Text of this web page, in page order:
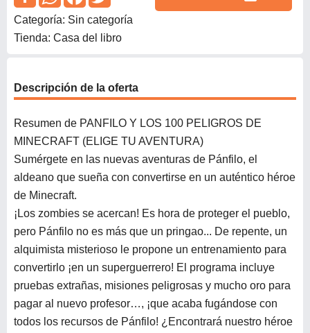
Categoría: Sin categoría
Tienda: Casa del libro
Descripción de la oferta
Resumen de PANFILO Y LOS 100 PELIGROS DE
MINECRAFT (ELIGE TU AVENTURA)
Sumérgete en las nuevas aventuras de Pánfilo, el
aldeano que sueña con convertirse en un auténtico héroe
de Minecraft.
¡Los zombies se acercan! Es hora de proteger el pueblo,
pero Pánfilo no es más que un pringao... De repente, un
alquimista misterioso le propone un entrenamiento para
convertirlo ¡en un superguerrero! El programa incluye
pruebas extrañas, misiones peligrosas y mucho oro para
pagar al nuevo profesor…, ¡que acaba fugándose con
todos los recursos de Pánfilo! ¿Encontrará nuestro héroe